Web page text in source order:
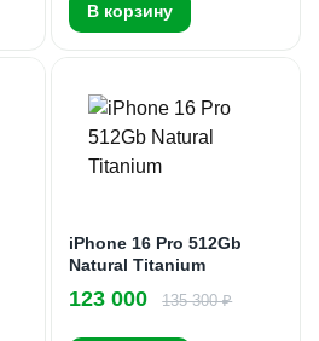
В корзину
iPhone 16 Pro 512Gb
Natural Titanium
123 000 135 300 ₽